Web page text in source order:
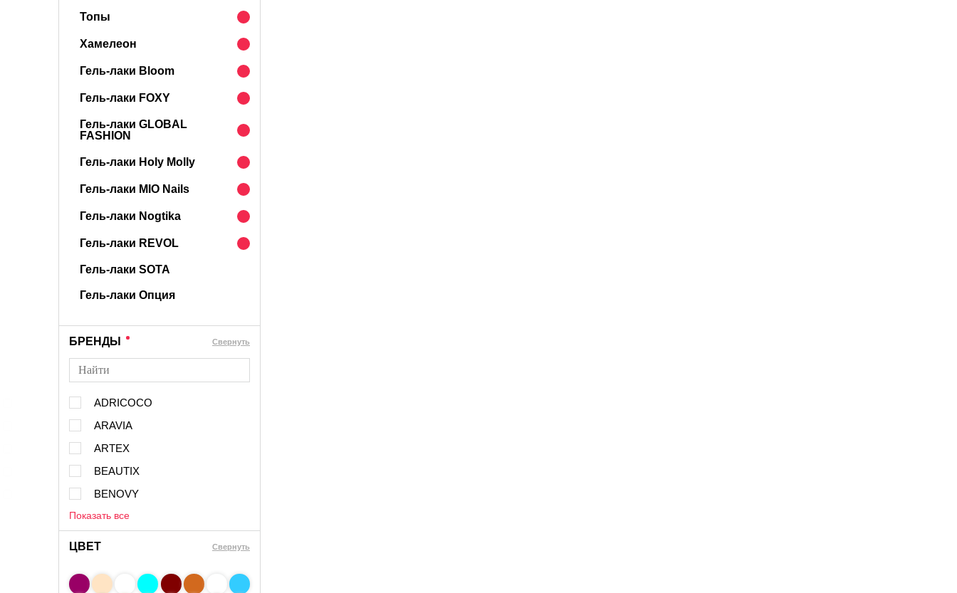
Топы
Хамелеон
Гель-лаки Bloom
Гель-лаки FOXY
Гель-лаки GLOBAL
FASHION
Гель-лаки Holy Molly
Гель-лаки MIO Nails
Гель-лаки Nogtika
Гель-лаки REVOL
Гель-лаки SOTA
Гель-лаки Опция
БРЕНДЫ Cвернуть
ADRICOCO
ARAVIA
ARTEX
BEAUTIX
BENOVY
Показать все
ЦВЕТ Свернуть